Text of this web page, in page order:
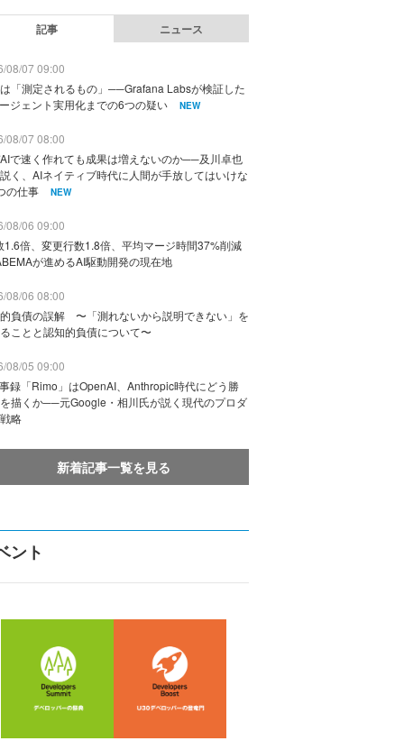
記事 ニュース
08/07 09:00
「測定されるもの」──Grafana Labsが検証した
ジェント実用化までの6つの疑い
NEW
08/07 08:00
で速く作れても成果は増えないのか──及川卓也
く、AIネイティブ時代に人間が手放してはいけな
の仕事
NEW
08/06 09:00
1.6倍、変更行数1.8倍、平均マージ時間37%削減
が進めるAI駆動開発の現在地
08/06 08:00
負債の誤解 〜「測れないから説明できない」を
ことと認知的負債について〜
08/05 09:00
録「Rimo」はOpenAI、Anthropic時代にどう勝
描くか──元Google・相川氏が説く現代のプロダ
略
新着記事一覧を見る
ント